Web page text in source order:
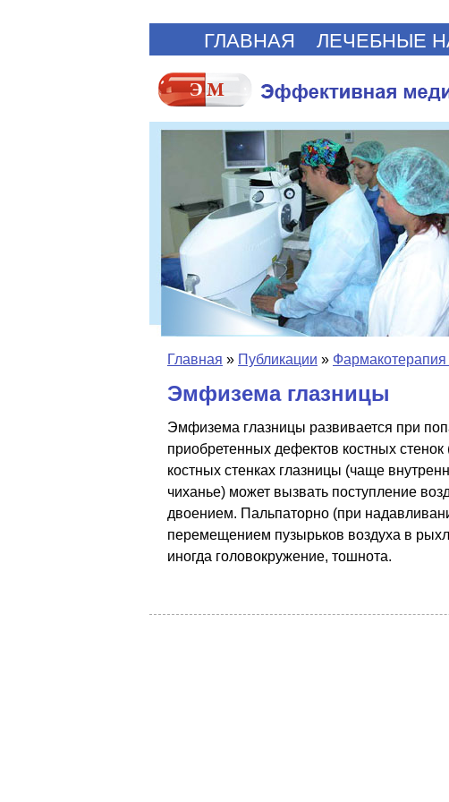
ГЛАВНАЯ ЛЕЧЕБНЫЕ
Главная » Публикации » Фармакотерапия
Эмфизема глазницы
Эмфизема глазницы развивается при
приобретенных дефектов костных
костных стенках глазницы (чаще
чиханье) может вызвать поступление
двоением. Пальпаторно (при
перемещением пузырьков воздуха в
иногда головокружение, тошнота.